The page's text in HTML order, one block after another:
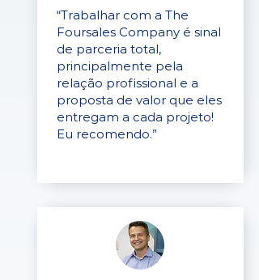
“Trabalhar com a The
Foursales Company é sinal
de parceria total,
principalmente pela
relação profissional e a
proposta de valor que eles
entregam a cada projeto!
Eu recomendo.”